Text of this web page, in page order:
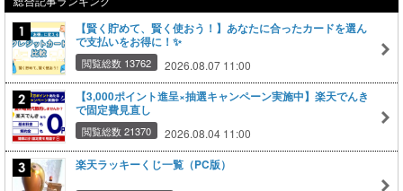
【賢く貯めて、賢く使おう！】あなたに合ったカードを選ん
で支払いをお得に！✨
閲覧総数 13762 2026.08.07 11:00
【3,000ポイント進呈×抽選キャンペーン実施中】楽天でんき
で固定費見直し
閲覧総数 21370 2026.08.04 11:00
楽天ラッキーくじ一覧（PC版）